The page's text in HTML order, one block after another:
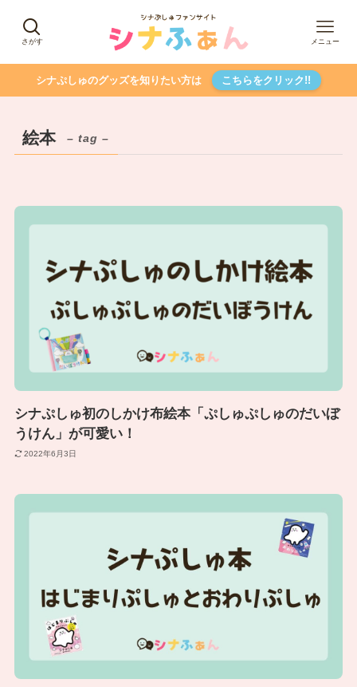
さがす メニュー
シナぷしゅのグッズを知りたい方は こちらをクリック!!
絵本 – tag –
シナぷしゅ初のしかけ布絵本「ぷしゅぷしゅのだいぼ
うけん」が可愛い！
2022年6月3日